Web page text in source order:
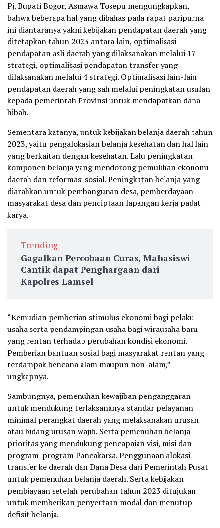
Pj. Bupati Bogor, Asmawa Tosepu mengungkapkan,
bahwa beberapa hal yang dibahas pada rapat paripurna
ini diantaranya yakni kebijakan pendapatan daerah yang
ditetapkan tahun 2023 antara lain, optimalisasi
pendapatan asli daerah yang dilaksanakan melalui 17
strategi, optimalisasi pendapatan transfer yang
dilaksanakan melalui 4 strategi. Optimalisasi lain-lain
pendapatan daerah yang sah melalui peningkatan usulan
kepada pemerintah Provinsi untuk mendapatkan dana
hibah.
Sementara katanya, untuk kebijakan belanja daerah tahun
2023, yaitu pengalokasian belanja kesehatan dan hal lain
yang berkaitan dengan kesehatan. Lalu peningkatan
komponen belanja yang mendorong pemulihan ekonomi
daerah dan reformasi sosial. Peningkatan belanja yang
diarahkan untuk pembangunan desa, pemberdayaan
masyarakat desa dan penciptaan lapangan kerja padat
karya.
Trending
Gagalkan Percobaan Curas, Mahasiswi
Cantik dapat Penghargaan dari
Kapolres Lamsel
“Kemudian pemberian stimulus ekonomi bagi pelaku
usaha serta pendampingan usaha bagi wirausaha baru
yang rentan terhadap perubahan kondisi ekonomi.
Pemberian bantuan sosial bagi masyarakat rentan yang
terdampak bencana alam maupun non-alam,”
ungkapnya.
Sambungnya, pemenuhan kewajiban penganggaran
untuk mendukung terlaksananya standar pelayanan
minimal perangkat daerah yang melaksanakan urusan
atau bidang urusan wajib. Serta pemenuhan belanja
prioritas yang mendukung pencapaian visi, misi dan
program-program Pancakarsa. Penggunaan alokasi
transfer ke daerah dan Dana Desa dari Pemerintah Pusat
untuk pemenuhan belanja daerah. Serta kebijakan
pembiayaan setelah perubahan tahun 2023 ditujukan
untuk memberikan penyertaan modal dan menutup
defisit belanja.